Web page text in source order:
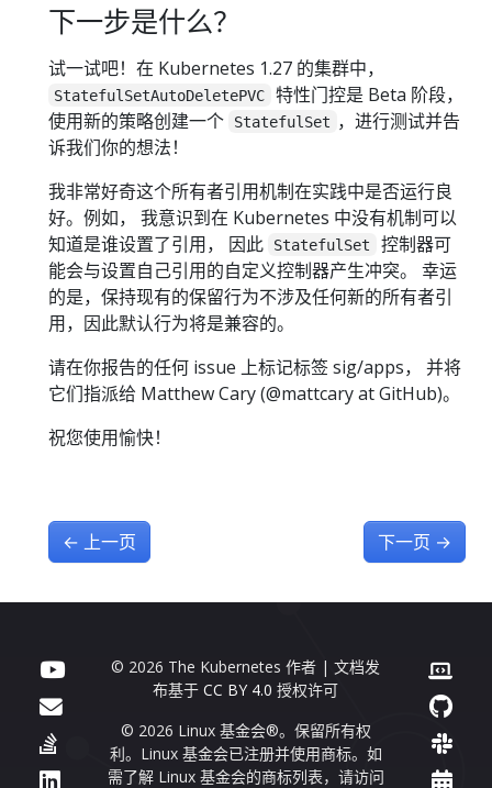
下一步是什么？
试一试吧！在 Kubernetes 1.27 的集群中，
StatefulSetAutoDeletePVC
特性门控是 Beta 阶段，
使用新的策略创建一个
StatefulSet ，进行测试并告
诉我们你的想法！
我非常好奇这个所有者引用机制在实践中是否运行良
好。例如， 我意识到在 Kubernetes 中没有机制可以
知道是谁设置了引用， 因此
StatefulSet
控制器可
能会与设置自己引用的自定义控制器产生冲突。 幸运
的是，保持现有的保留行为不涉及任何新的所有者引
用，因此默认行为将是兼容的。
请在你报告的任何 issue 上标记标签 sig/apps， 并将
它们指派给 Matthew Cary (@mattcary at GitHub)。
祝您使用愉快！
← 上一页 下一页 →
© 2026 The Kubernetes 作者 | 文档发
布基于CC BY 4.0 授权许可
© 2026 Linux 基金会®。保留所有权
利。Linux 基金会已注册并使用商标。如
需了解 Linux 基金会的商标列表，请访问